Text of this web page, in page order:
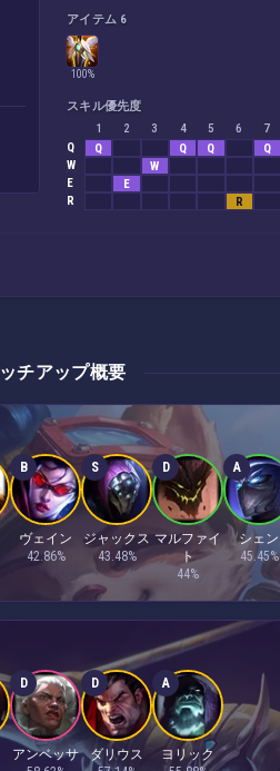
アイテム 6
100%
スキル優先度
1
2 3 4 5 6 7
Q
Q Q Q Q
W
W
E
E
R
R
チアップ概要
B
ヴェイン
42.86%
S
ジャックス
43.48%
D
マルファイ
ト
44%
A
シェン
45.45%
D
アンベッサ
D
ダリウス
A
ヨリック